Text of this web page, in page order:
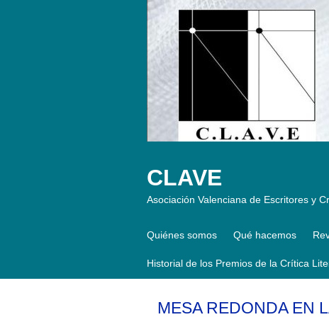
CLAVE
Asociación Valenciana de Escritores y
Quiénes somos Qué hacemos
Historial de los Premios de la Crítica
MESA REDONDA EN